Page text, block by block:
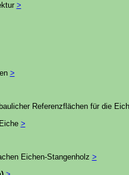
>
>
Referenzflächen für die
>
Eichen-Stangenholz >